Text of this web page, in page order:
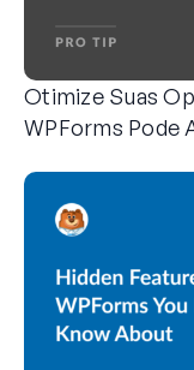
Otimize Suas
WPForms Pode